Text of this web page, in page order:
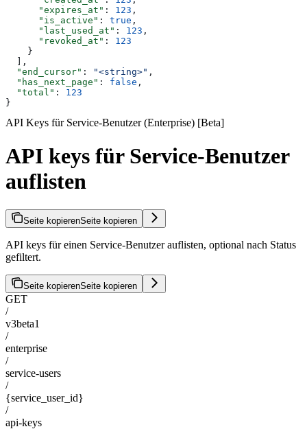
      "expires_at"
: 123 ,
      "is_active"
: true ,
      "last_used_at"
: 123 ,
      "revoked_at"
: 123
    }
  ],
  "end_cursor"
: "<string>" ,
  "has_next_page"
: false ,
  "total"
: 123
}
API Keys für Service-Benutzer (Enterprise) [Beta]
API keys für Service-Benutzer
auflisten
Seite kopierenSeite kopieren
API keys für einen Service-Benutzer auflisten, optional nach Status
gefiltert.
Seite kopierenSeite kopieren
GET
/
v3beta1
/
enterprise
/
service-users
/
{service_user_id}
/
api-keys